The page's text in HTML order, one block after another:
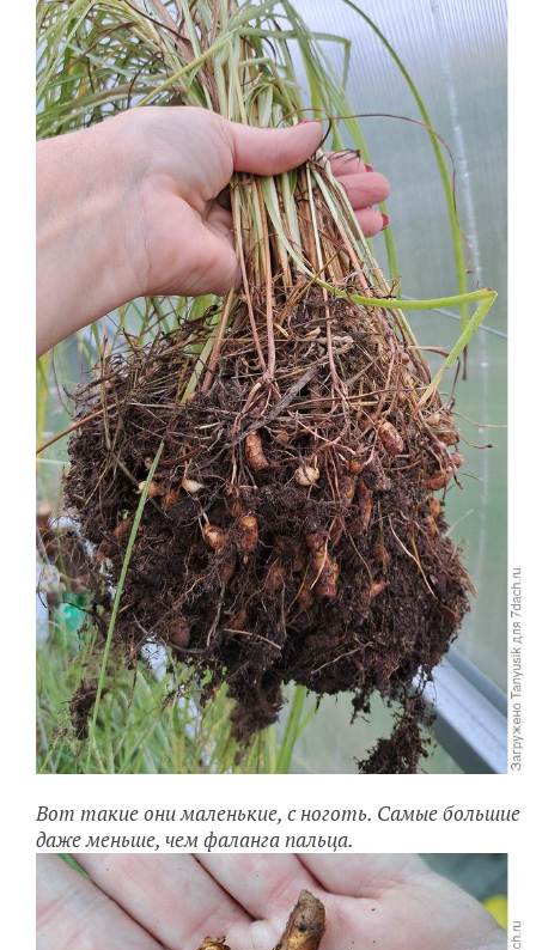
Вот такие они маленькие, с ноготь. Самые большие
даже меньше, чем фаланга пальца.